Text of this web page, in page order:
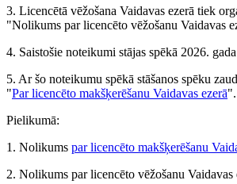
3. Licencētā vēžošana Vaidavas ezerā tiek
"Nolikums par licencēto vēžošanu Vaidavas
4. Saistošie noteikumi stājas spēkā 2026.
5. Ar šo noteikumu spēkā stāšanos spēku
"Par licencēto makšķerēšanu Vaidavas ezerā".
Pielikumā:
1. Nolikums par licencēto makšķerēšanu
2. Nolikums par licencēto vēžošanu Vaidavas